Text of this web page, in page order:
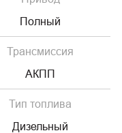
Полный
Трансмиссия
АКПП
Тип топлива
Дизельный